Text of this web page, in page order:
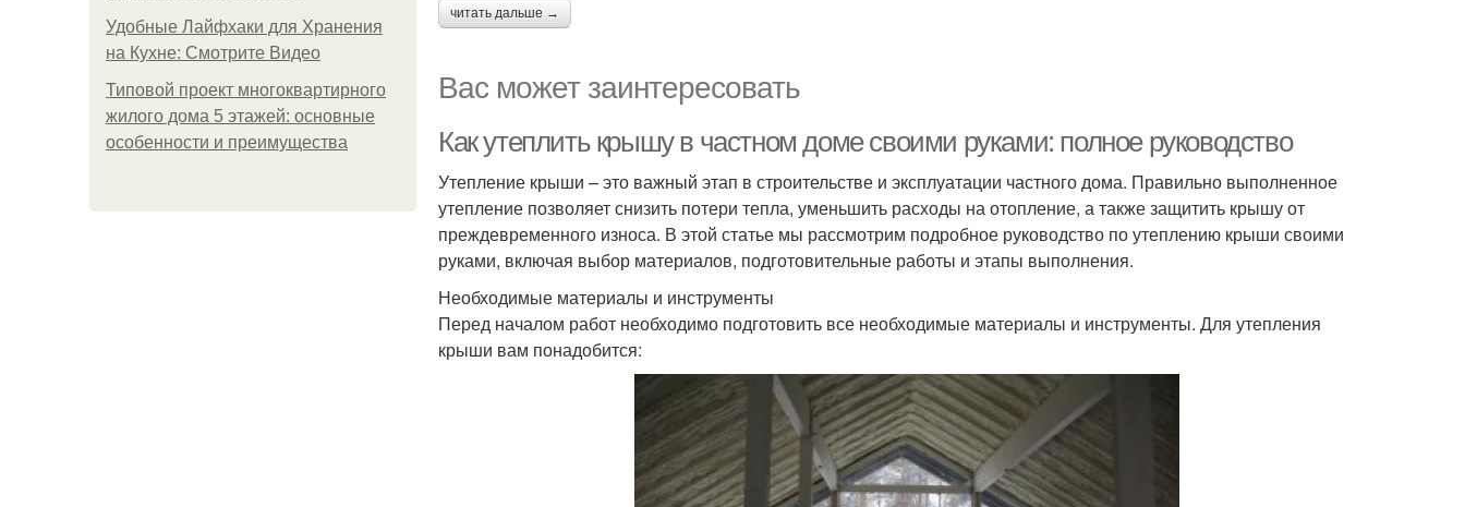
Удобные Лайфхаки для Хранения
на Кухне: Смотрите Видео
Типовой проект многоквартирного
жилого дома 5 этажей: основные
особенности и преимущества
читать дальше →
Вас может заинтересовать
Как утеплить крышу в частном доме своими руками: полное руководство
Утепление крыши – это важный этап в строительстве и эксплуатации частного дома. Правильно выполненное
утепление позволяет снизить потери тепла, уменьшить расходы на отопление, а также защитить крышу от
преждевременного износа. В этой статье мы рассмотрим подробное руководство по утеплению крыши своими
руками, включая выбор материалов, подготовительные работы и этапы выполнения.
Необходимые материалы и инструменты
Перед началом работ необходимо подготовить все необходимые материалы и инструменты. Для утепления
крыши вам понадобится: